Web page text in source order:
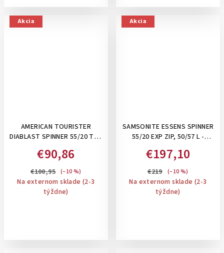
Akcia
AMERICAN TOURISTER
DIABLAST SPINNER 55/20 TSA
KOLIESKACH: PINK GLITCH
€90,86
€100,95 (–10 %)
Na externom sklade (2-3
týždne)
Akcia
SAMSONITE ESSENS SPINNER
55/20 EXP ZIP, 50/57 L -
ROZŠÍRITEĽNÝ SO ZIPSOM:
LAVENDER
€197,10
€219 (–10 %)
Na externom sklade (2-3
týždne)